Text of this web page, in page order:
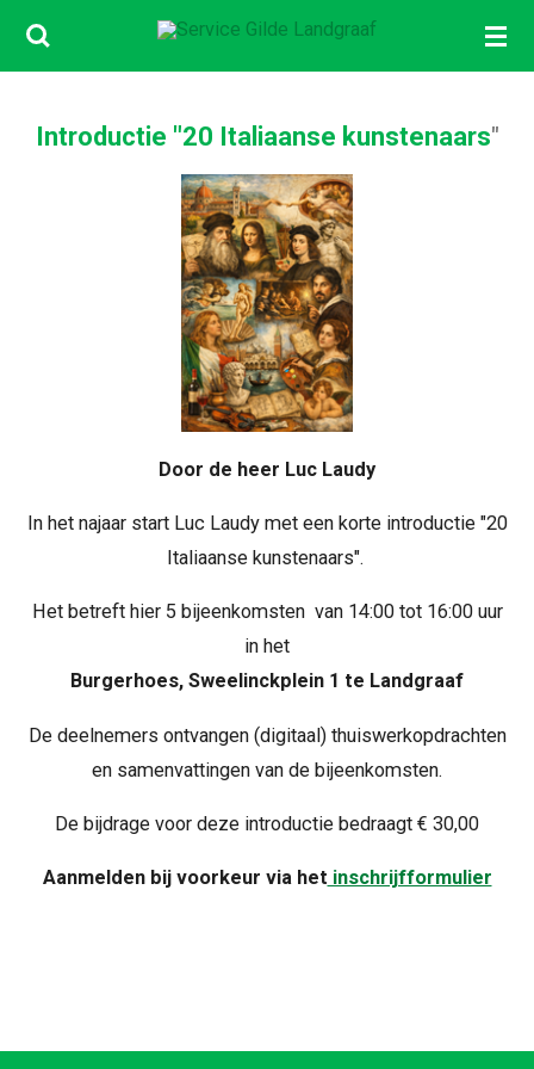
Ga
Introductie "20 Italiaanse kunstenaars"
Door de heer Luc Laudy
In het najaar start Luc Laudy met een korte introductie "20
Italiaanse kunstenaars".
Het betreft hier 5 bijeenkomsten van 14:00 tot 16:00 uur
in het
Burgerhoes, Sweelinckplein 1 te Landgraaf
De deelnemers ontvangen (digitaal) thuiswerkopdrachten
en samenvattingen van de bijeenkomsten.
De bijdrage voor deze introductie bedraagt € 30,00
Aanmelden bij voorkeur via het inschrijfformulier